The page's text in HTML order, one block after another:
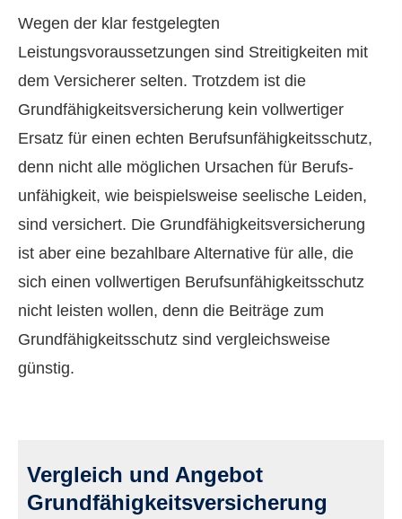
Wegen der klar festgelegten
Leistungsvoraussetzungen sind Streitigkeiten mit
dem Versicherer selten. Trotzdem ist die
Grundfähigkeitsversicherung kein vollwertiger
Ersatz für einen echten Berufs­unfähig­keitsschutz,
denn nicht alle möglichen Ursachen für Berufs­
unfähig­keit, wie beispielsweise seelische Leiden,
sind versichert. Die Grundfähigkeitsversicherung
ist aber eine bezahlbare Alternative für alle, die
sich einen vollwertigen Berufs­unfähig­keitsschutz
nicht leisten wollen, denn die Beiträge zum
Grundfähigkeitsschutz sind vergleichsweise
günstig.
Vergleich und Angebot
Grundfähigkeitsversicherung